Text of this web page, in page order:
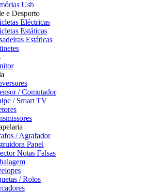
Usb
e Desporto
Eléctricas
Estáticas
Estáticas
/ Comutador
/ Smart TV
/ Agrafador
Papel
Notas Falsas
/ Rolos